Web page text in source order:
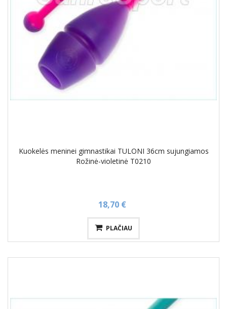
Kuokelės meninei gimnastikai TULONI 36cm sujungiamos
Rožinė-violetinė T0210
18,70 €
PLAČIAU